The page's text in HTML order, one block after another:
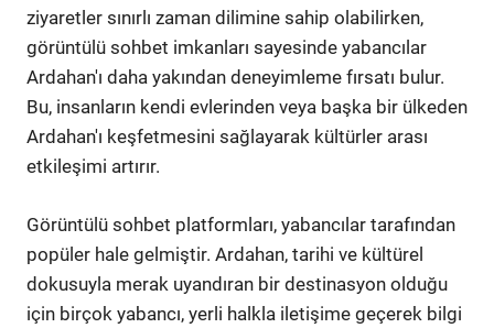
ziyaretler sınırlı zaman dilimine sahip olabilirken,
görüntülü sohbet imkanları sayesinde yabancılar
Ardahan'ı daha yakından deneyimleme fırsatı bulur.
Bu, insanların kendi evlerinden veya başka bir ülkeden
Ardahan'ı keşfetmesini sağlayarak kültürler arası
etkileşimi artırır.
Görüntülü sohbet platformları, yabancılar tarafından
popüler hale gelmiştir. Ardahan, tarihi ve kültürel
dokusuyla merak uyandıran bir destinasyon olduğu
için birçok yabancı, yerli halkla iletişime geçerek bilgi